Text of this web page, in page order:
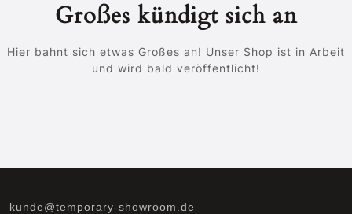
Großes kündigt sich an
Hier bahnt sich etwas Großes an! Unser Shop ist in Arbeit
und wird bald veröffentlicht!
kunde@temporary-showroom.de